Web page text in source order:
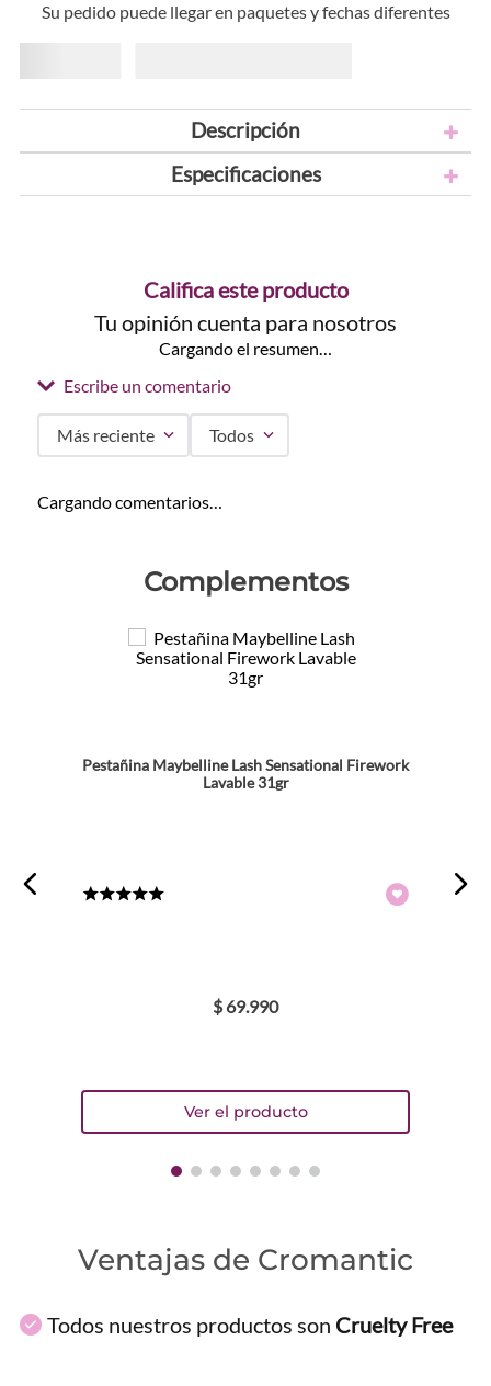
Su pedido puede llegar en paquetes y fechas diferentes
Descripción
Especificaciones
Califica este producto
Tu opinión cuenta para nosotros
Cargando el resumen…
Escribe un comentario
Dirección de email
ENVIAR COMENTARIO
Más reciente Todos
Cargando comentarios…
Complementos
Pestañina Maybelline Lash Sensational Firework
Lavable 31gr
$ 69.990
Ventajas de Cromantic
Todos nuestros productos son Cruelty Free